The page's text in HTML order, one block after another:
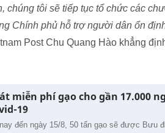
chúng tôi sẽ tiếp tục tổ chức các
Chính phủ hỗ trợ người dân ổn
Post Chu Quang Hào khẳng
miễn phí gạo cho gần 17.000
19
đến ngày 15/8, 50 tấn gạo sẽ được Bưu